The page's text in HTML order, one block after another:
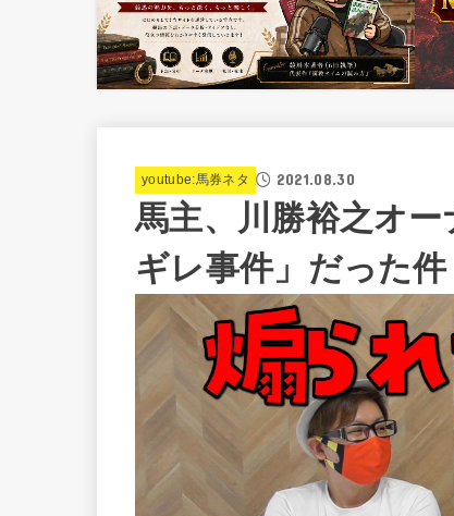
youtube:馬券ネタ 2021.08.30
馬主、川勝裕之オ
ギレ事件」だった件